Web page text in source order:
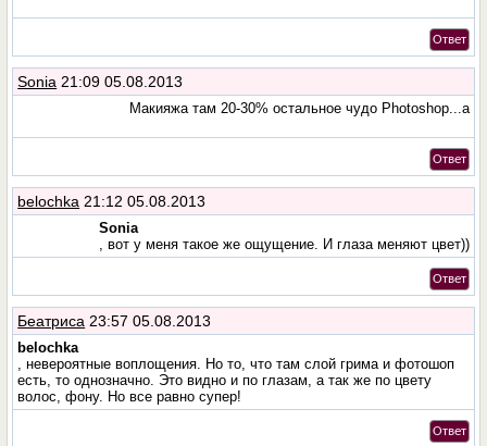
Ответ
Sonia 21:09 05.08.2013
Макияжа там 20-30% остальное чудо Photoshop...a
Ответ
belochka 21:12 05.08.2013
Sonia
, вот у меня такое же ощущение. И глаза меняют цвет))
Ответ
Беатриса 23:57 05.08.2013
belochka
, невероятные воплощения. Но то, что там слой грима и фотошоп
есть, то однозначно. Это видно и по глазам, а так же по цвету
волос, фону. Но все равно супер!
Ответ